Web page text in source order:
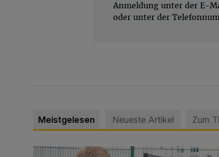
Anmeldung unter der E-
oder unter der
Meistgelesen Neueste Artikel Zum
Feuerwehr befreit Kind aus verschlossenem VW Bulli